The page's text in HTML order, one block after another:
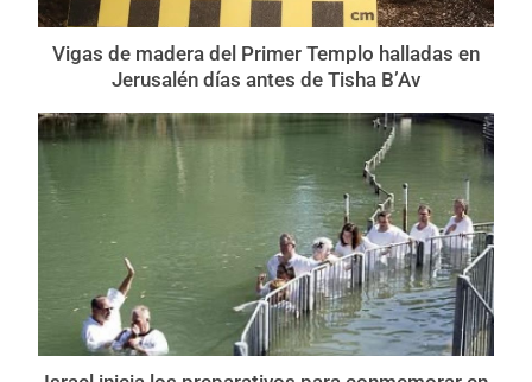
Vigas de madera del Primer Templo halladas en
Jerusalén días antes de Tisha B’Av